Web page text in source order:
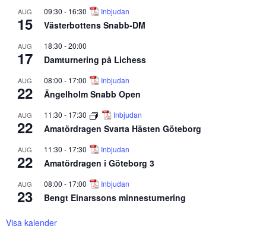
AUG
15
09:30 - 16:30 Inbjudan
Västerbottens Snabb-DM
AUG
17
18:30 -20:00
Damturnering på Lichess
AUG
22
08:00 - 17:00 Inbjudan
Ängelholm Snabb Open
AUG
22
11:30 - 17:30 Inbjudan
Amatördragen Svarta Hästen Göteborg
AUG
22
11:30 - 17:30 Inbjudan
Amatördragen i Göteborg 3
AUG
23
08:00 - 17:00 Inbjudan
Bengt Einarssons minnesturnering
Visa kalender